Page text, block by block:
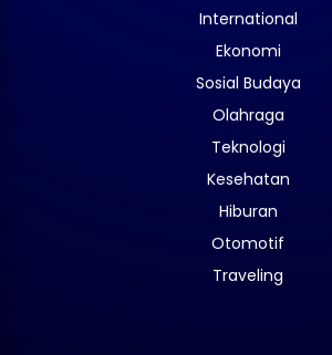
International
Ekonomi
Sosial Budaya
Olahraga
Teknologi
Kesehatan
Hiburan
Otomotif
Traveling